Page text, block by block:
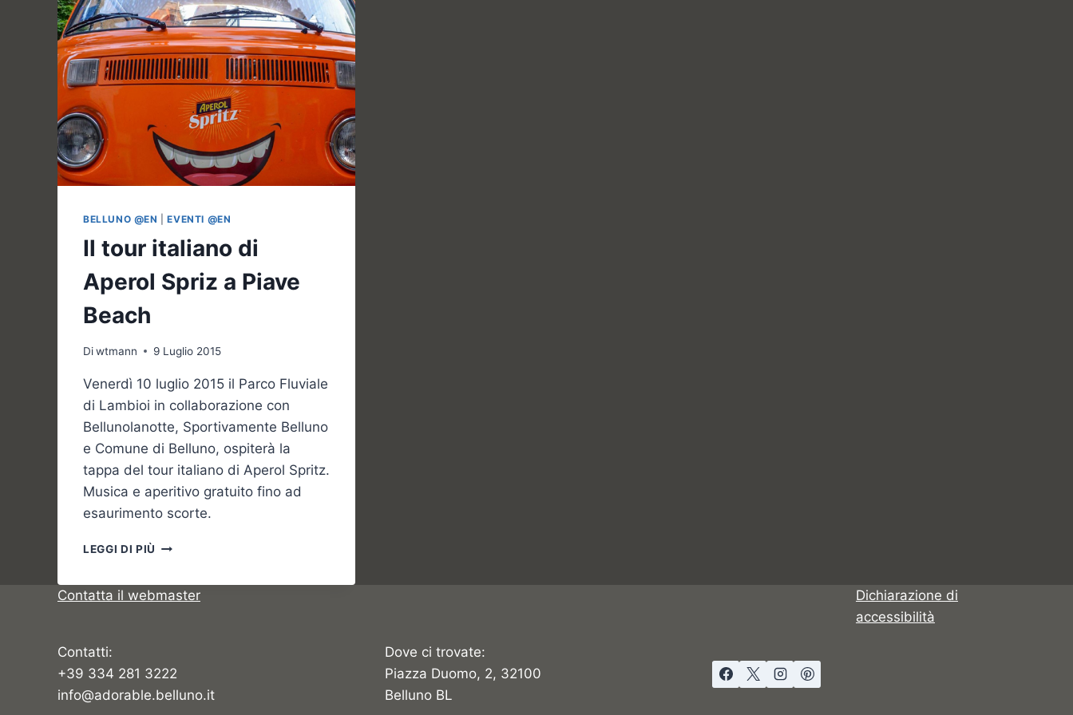
BELLUNO @EN |EVENTI @EN
Il tour italiano di
Aperol Spriz a Piave
Beach
Diwtmann 9 Luglio 2015
Venerdì 10 luglio 2015 il Parco Fluviale
di Lambioi in collaborazione con
Bellunolanotte, Sportivamente Belluno
e Comune di Belluno, ospiterà la
tappa del tour italiano di Aperol Spritz.
Musica e aperitivo gratuito fino ad
esaurimento scorte.
LEGGI DI PIÙ
DI
BEACH
Contatta il webmaster
Dichiarazione di
accessibilità
Contatti:
+39 334 281 3222
info@adorable.belluno.it
Dove ci trovate:
Piazza Duomo, 2, 32100
Belluno BL